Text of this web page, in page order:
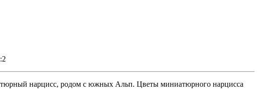
нарцисс, родом с южных Альп. Цветы миниатюрного нарцисса